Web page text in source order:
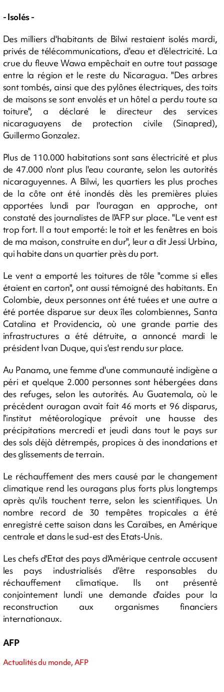
- Isolés -
Des milliers d'habitants de Bilwi restaient isolés mardi,
privés de télécommunications, d'eau et d'électricité. La
crue du fleuve Wawa empêchait en outre tout passage
entre la région et le reste du Nicaragua. "Des arbres
sont tombés, ainsi que des pylônes électriques, des toits
de maisons se sont envolés et un hôtel a perdu toute sa
toiture", a déclaré le directeur des services
nicaraguayens de protection civile (Sinapred),
Guillermo Gonzalez.
Plus de 110.000 habitations sont sans électricité et plus
de 47.000 n'ont plus l'eau courante, selon les autorités
nicaraguyennes. A Bilwi, les quartiers les plus proches
de la côte ont été inondés dès les premières pluies
apportées lundi par l'ouragan en approche, ont
constaté des journalistes de l'AFP sur place. "Le vent est
trop fort. Il a tout emporté: le toit et les fenêtres en bois
de ma maison, construite en dur", leur a dit Jessi Urbina,
qui habite dans un quartier près du port.
Le vent a emporté les toitures de tôle "comme si elles
étaient en carton", ont aussi témoigné des habitants. En
Colombie, deux personnes ont été tuées et une autre a
été portée disparue sur deux îles colombiennes, Santa
Catalina et Providencia, où une grande partie des
infrastructures a été détruite, a annoncé mardi le
président Ivan Duque, qui s'est rendu sur place.
Au Panama, une femme d'une communauté indigène a
péri et quelque 2.000 personnes sont hébergées dans
des refuges, selon les autorités. Au Guatemala, où le
précédent ouragan avait fait 46 morts et 96 disparus,
l'institut météorologique prévoit une hausse des
précipitations mercredi et jeudi dans tout le pays sur
des sols déjà détrempés, propices à des inondations et
des glissements de terrain.
Le réchauffement des mers causé par le changement
climatique rend les ouragans plus forts plus longtemps
après qu'ils touchent terre, selon les scientifiques. Un
nombre record de 30 tempêtes tropicales a été
enregistré cette saison dans les Caraïbes, en Amérique
centrale et dans le sud-est des Etats-Unis.
Les chefs d'Etat des pays d'Amérique centrale accusent
les pays industrialisés d'être responsables du
réchauffement climatique. Ils ont présenté
conjointement lundi une demande d'aides pour la
reconstruction aux organismes financiers
internationaux.
AFP
Actualités du monde, AFP